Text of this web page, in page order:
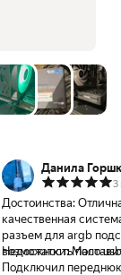
Данила
3
Достоинства:
качественная
разъем для argb
возможность
Недостатки: Мало
Подключил